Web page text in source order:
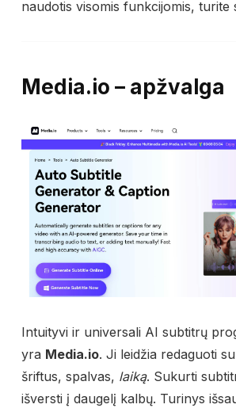
naudotis visomis funkcijomis, turite
Media.io – apžvalga
Intuityvi ir universali AI subtitrų
yra Media.io. Ji leidžia redaguoti
šriftus, spalvas, laiką. Sukurti
išversti į daugelį kalbų. Turinys